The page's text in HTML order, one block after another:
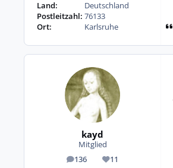
Land:
Deutschland
Postleitzahl: 76133
Ort:
Karlsruhe
kayd
Mitglied
136
Beiträge 11
Reputation